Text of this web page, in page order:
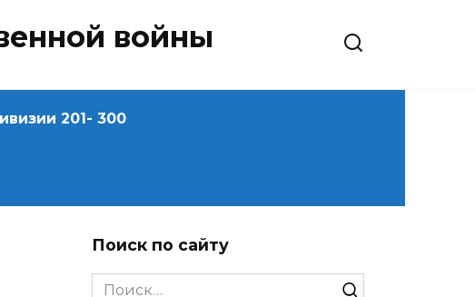
войны
201- 300
Поиск по сайту
Search